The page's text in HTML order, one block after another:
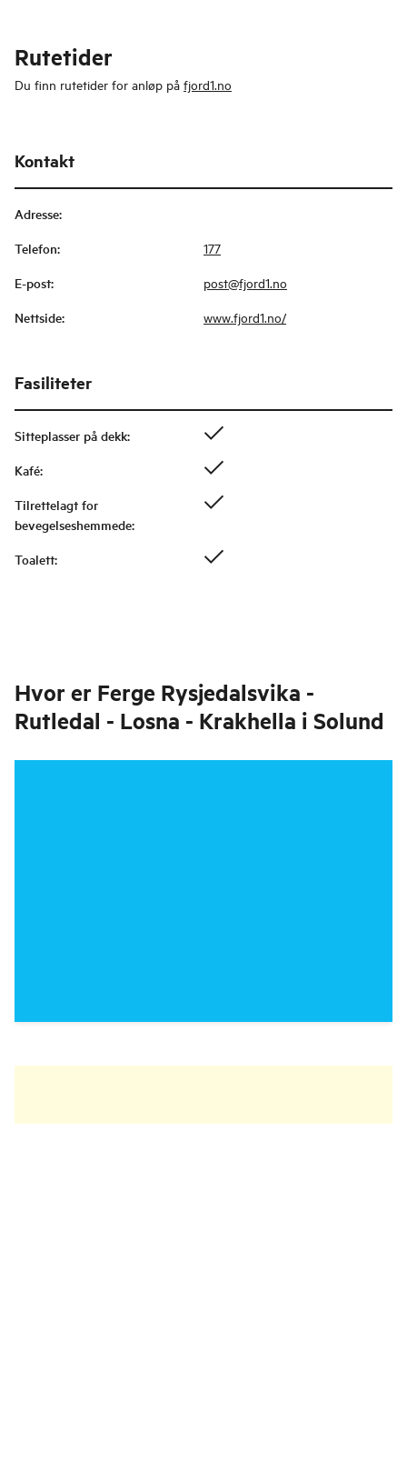
Rutetider
Du finn rutetider for anløp på fjord1.no
Kontakt
Adresse:
Telefon: 177
E-post: post@fjord1.no
Nettside: www.fjord1.no/
Fasiliteter
Sitteplasser på dekk:
Kafé:
Tilrettelagt for
bevegelseshemmede:
Toalett:
Hvor er Ferge Rysjedalsvika -
Rutledal - Losna - Krakhella i Solund